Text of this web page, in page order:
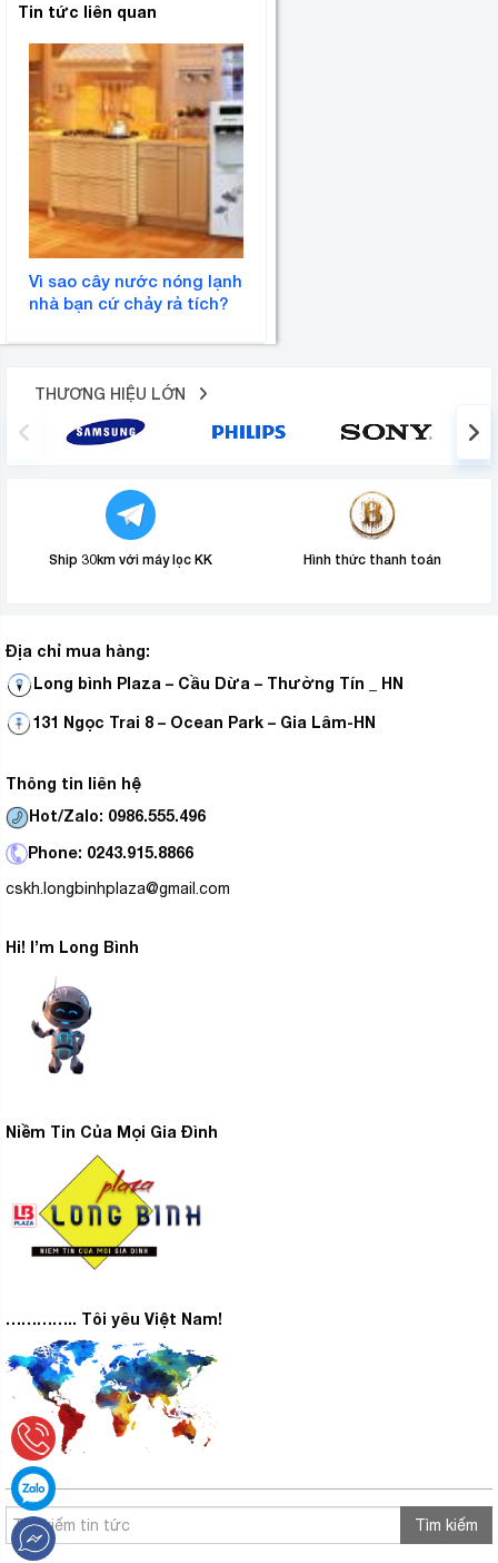
Tin tức liên quan
Vì sao cây nước nóng lạnh
nhà bạn cứ chảy rả tích?
THƯƠNG HIỆU LỚN
Ship 30km với máy lọc KK Hình thức thanh toán
Địa chỉ mua hàng:
Long bình Plaza – Cầu Dừa – Thường Tín _ HN
131 Ngọc Trai 8 – Ocean Park – Gia Lâm-HN
Thông tin liên hệ
Hot/Zalo: 0986.555.496
Phone: 0243.915.8866
cskh.longbinhplaza@gmail.com
Hi! I’m Long Bình
Niềm Tin Của Mọi Gia Đình
………….. Tôi yêu Việt Nam!
Tìm kiếm